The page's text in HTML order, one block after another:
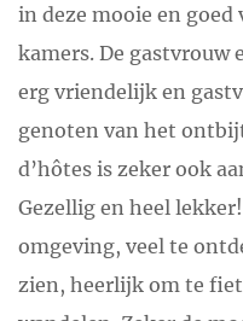
zijn al gauw zo’n
langs de Chemins du
hebben mooie routes
DE LOIRE
in deze mooie en goed
kamers. De gastvrouw
erg vriendelijk en
genoten van het
d’hôtes is zeker ook
Gezellig en heel
omgeving, veel te
zien, heerlijk om te